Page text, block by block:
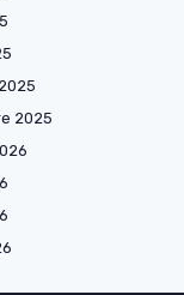
2025